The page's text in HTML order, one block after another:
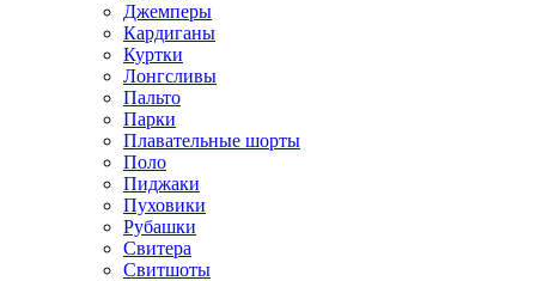
Джемперы
Кардиганы
Куртки
Лонгсливы
Пальто
Парки
Плавательные шорты
Поло
Пиджаки
Пуховики
Рубашки
Свитера
Свитшоты